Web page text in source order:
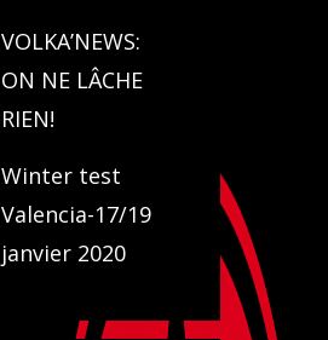
VOLKA’NEWS:
ON NE LÂCHE
RIEN!
Winter test
Valencia-17/19
janvier 2020